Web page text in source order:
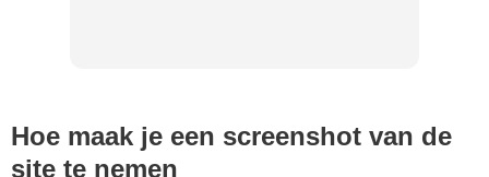
Hoe maak je een screenshot van de
site te nemen